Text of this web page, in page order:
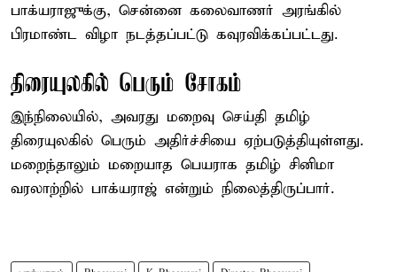
பாக்யராஜுக்கு, சென்னை கலைவாணர் அரங்கில்
பிரமாண்ட விழா நடத்தப்பட்டு கவுரவிக்கப்பட்டது.
திரையுலகில் பெரும் சோகம்
இந்நிலையில், அவரது மறைவு செய்தி தமிழ்
திரையுலகில் பெரும் அதிர்ச்சியை ஏற்படுத்தியுள்ளது.
மறைந்தாலும் மறையாத பெயராக தமிழ் சினிமா
வரலாற்றில் பாக்யராஜ் என்றும் நிலைத்திருப்பார்.